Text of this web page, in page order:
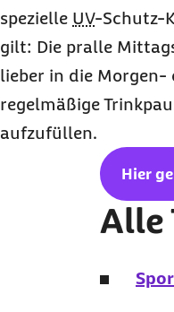
spezielle UV-Schutz-
gilt: Die pralle
lieber in die Morgen-
regelmäßige
aufzufüllen.
Hier
Alle